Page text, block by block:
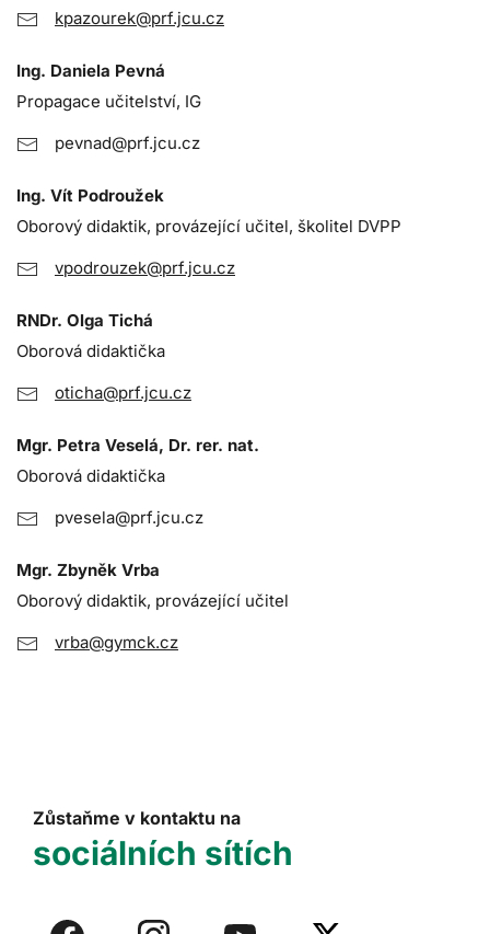
kpazourek@prf.jcu.cz
Ing. Daniela Pevná
Propagace učitelství, IG
pevnad@prf.jcu.cz
Ing. Vít Podroužek
Oborový didaktik, provázející učitel, školitel DVPP
vpodrouzek@prf.jcu.cz
RNDr. Olga Tichá
Oborová didaktička
oticha@prf.jcu.cz
Mgr. Petra Veselá, Dr. rer. nat.
Oborová didaktička
pvesela@prf.jcu.cz
Mgr. Zbyněk Vrba
Oborový didaktik, provázející učitel
vrba@gymck.cz
Zůstaňme v kontaktu na
sociálních sítích